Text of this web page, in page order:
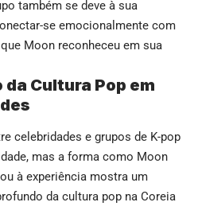
também se deve à sua
se emocionalmente com
Moon reconheceu em sua
da Cultura Pop em
celebridades e grupos de K-pop
mas a forma como Moon
à experiência mostra um
da cultura pop na Coreia